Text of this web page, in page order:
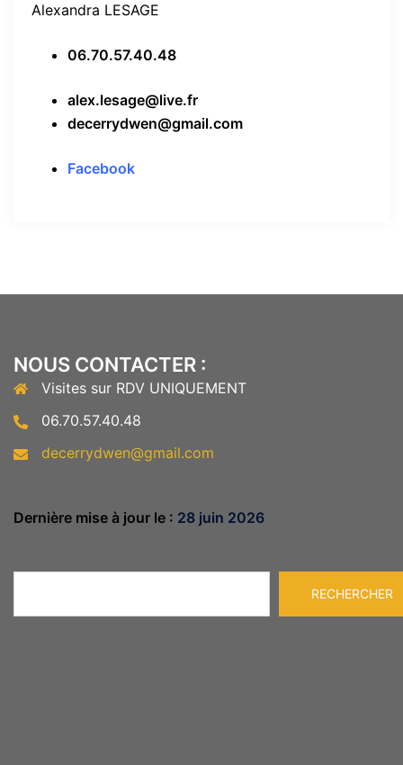
Alexandra LESAGE
06.70.57.40.48
alex.lesage@live.fr
decerrydwen@gmail.com
Facebook
NOUS CONTACTER :
Visites sur RDV UNIQUEMENT
06.70.57.40.48
decerrydwen@gmail.com
Dernière mise à jour le : 28 juin 2026
RECHERCHER